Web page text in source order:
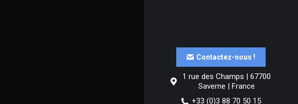
Contactez-nous !
1 rue des Champs | 67700
Saverne | France
+33 (0)3 88 70 50 15